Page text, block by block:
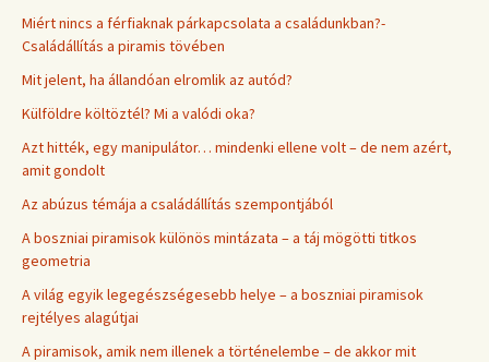
Miért nincs a férfiaknak párkapcsolata a családunkban?-
Családállítás a piramis tövében
Mit jelent, ha állandóan elromlik az autód?
Külföldre költöztél? Mi a valódi oka?
Azt hitték, egy manipulátor… mindenki ellene volt – de nem azért,
amit gondolt
Az abúzus témája a családállítás szempontjából
A boszniai piramisok különös mintázata – a táj mögötti titkos
geometria
A világ egyik legegészségesebb helye – a boszniai piramisok
rejtélyes alagútjai
A piramisok, amik nem illenek a történelembe – de akkor mit